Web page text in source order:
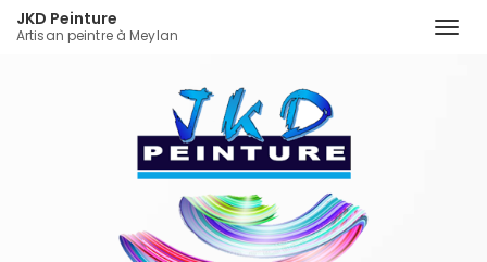
JKD Peinture
Artisan peintre à Meylan